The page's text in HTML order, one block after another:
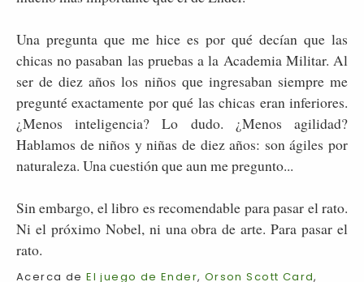
Una pregunta que me hice es por qué decían que las
chicas no pasaban las pruebas a la Academia Militar. Al
ser de diez años los niños que ingresaban siempre me
pregunté exactamente por qué las chicas eran inferiores.
¿Menos inteligencia? Lo dudo. ¿Menos agilidad?
Hablamos de niños y niñas de diez años: son ágiles por
naturaleza. Una cuestión que aun me pregunto...
Sin embargo, el libro es recomendable para pasar el rato.
Ni el próximo Nobel, ni una obra de arte. Para pasar el
rato.
Acerca deEl juego de Ender, Orson Scott Card,